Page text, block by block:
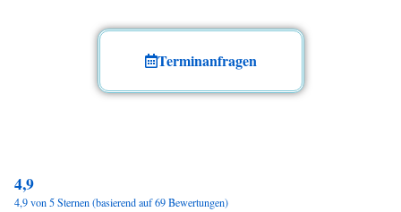
Terminanfragen
4,9
4,9 von 5 Sternen (basierend auf 69 Bewertungen)